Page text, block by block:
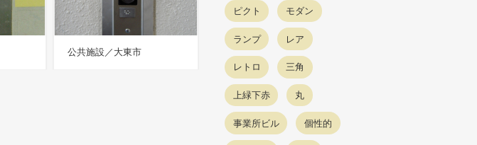
公共施設／大東市
ピクト モダン
ランプ レア
レトロ 三角
上緑下赤 丸
事業所ビル 個性的